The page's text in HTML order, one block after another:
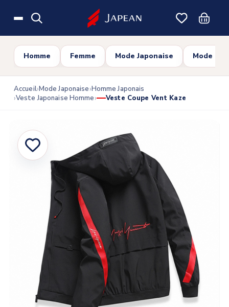
Homme Femme Mode Japonaise Mode
Accueil Mode Japonaise Homme Japonais
Veste Japonaise Homme
Veste Coupe Vent Kaze